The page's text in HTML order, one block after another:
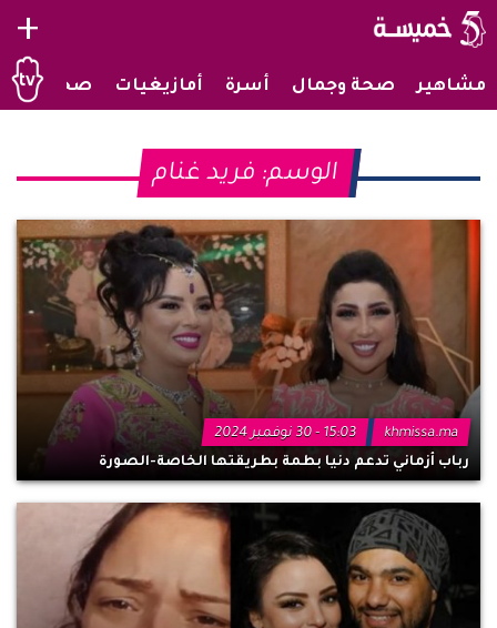
+
مشاهير صحة وجمال أسرة أمازيغيات صحراويات
الوسم:فريد غنام
khmissa.ma
15:03 - 30 نوفمبر 2024
رباب أزماني تدعم دنيا بطمة بطريقتها الخاصة-الصورة